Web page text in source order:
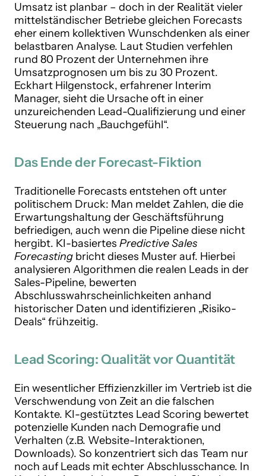
Umsatz ist planbar – doch in der Realität vieler
mittelständischer Betriebe gleichen Forecasts
eher einem kollektiven Wunschdenken als einer
belastbaren Analyse. Laut Studien verfehlen
rund 80 Prozent der Unternehmen ihre
Umsatzprognosen um bis zu 30 Prozent.
Eckhart Hilgenstock, erfahrener Interim
Manager, sieht die Ursache oft in einer
unzureichenden Lead-Qualifizierung und einer
Steuerung nach „Bauchgefühl“.
Das Ende der Forecast-Fiktion
Traditionelle Forecasts entstehen oft unter
politischem Druck: Man meldet Zahlen, die die
Erwartungshaltung der Geschäftsführung
befriedigen, auch wenn die Pipeline diese nicht
hergibt. KI-basiertes Predictive Sales
Forecasting bricht dieses Muster auf. Hierbei
analysieren Algorithmen die realen Leads in der
Sales-Pipeline, bewerten
Abschlusswahrscheinlichkeiten anhand
historischer Daten und identifizieren „Risiko-
Deals“ frühzeitig.
Lead Scoring: Qualität vor Quantität
Ein wesentlicher Effizienzkiller im Vertrieb ist die
Verschwendung von Zeit an die falschen
Kontakte. KI-gestütztes Lead Scoring bewertet
potenzielle Kunden nach Demografie und
Verhalten (z.B. Website-Interaktionen,
Downloads). So konzentriert sich das Team nur
noch auf Leads mit echter Abschlusschance. In